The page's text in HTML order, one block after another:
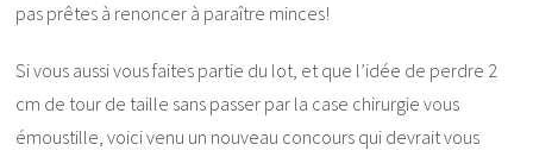
pas prêtes à renoncer à paraître minces!
Si vous aussi vous faites partie du lot, et que l’idée de perdre 2
cm de tour de taille sans passer par la case chirurgie vous
émoustille, voici venu un nouveau concours qui devrait vous